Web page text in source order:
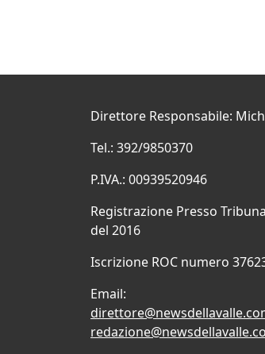
Direttore Responsabile:
Tel.: 392/9850370
P.IVA.: 00939520946
Registrazione Presso
del 2016
Iscrizione ROC numero
Email: